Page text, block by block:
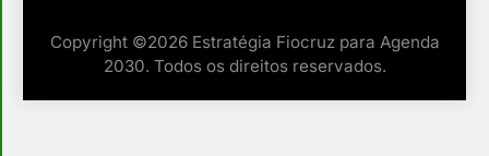
Copyright ©2026 Estratégia Fiocruz para Agenda
2030. Todos os direitos reservados.